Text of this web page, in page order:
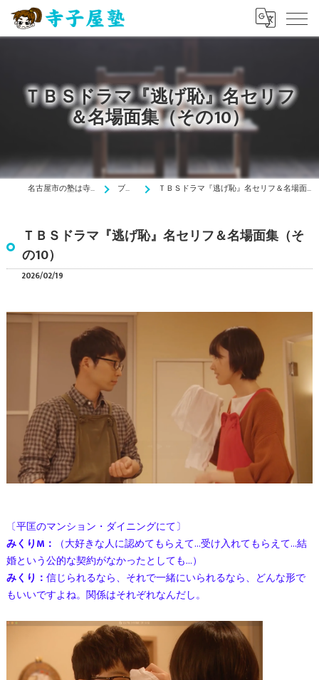
ＴＢＳドラマ『逃げ恥』名セリフ
＆名場面集（その10）
名古屋市の塾は寺子屋塾 ブログ ＴＢＳドラマ『逃げ恥』名セリフ＆名場面集（その10）
ＴＢＳドラマ『逃げ恥』名セリフ＆名場面集（そ
の10）
2026/02/19
〔平匡のマンション・ダイニングにて〕
みくりM：
（大好きな人に認めてもらえて…受け入れてもらえて…結
婚という公的な契約がなかったとしても…）
みくり： 信じられるなら、それで一緒にいられるなら、どんな形で
もいいですよね。関係はそれぞれなんだし。